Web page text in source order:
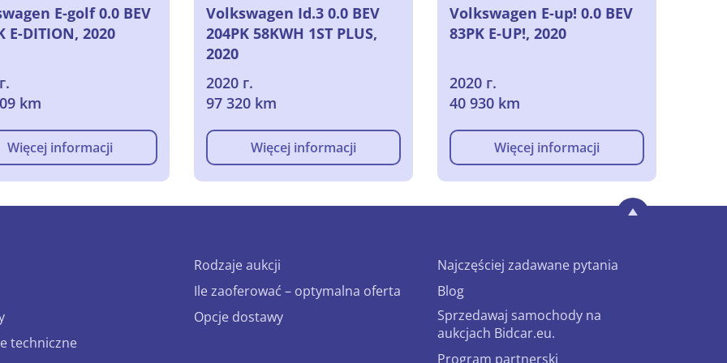
E-golf 0.0 BEV
E-DITION, 2020
km
Więcej informacji
Volkswagen Id.3 0.0 BEV
204PK 58KWH 1ST PLUS,
2020
2020 г.
97 320 km
Więcej informacji
Volkswagen E-up! 0.0 BEV
83PK E-UP!, 2020
2020 г.
40 930 km
Więcej informacji
techniczne
Rodzaje aukcji
Ile zaoferować – optymalna oferta
Opcje dostawy
Najczęściej zadawane pytania
Blog
Sprzedawaj samochody na
aukcjach Bidcar.eu.
Program partnerski